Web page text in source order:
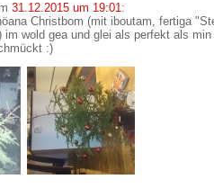
31.12.2015 um 19:01:
Christbom (mit iboutam, fertiga
im wold gea und glei als perfekt als
:)